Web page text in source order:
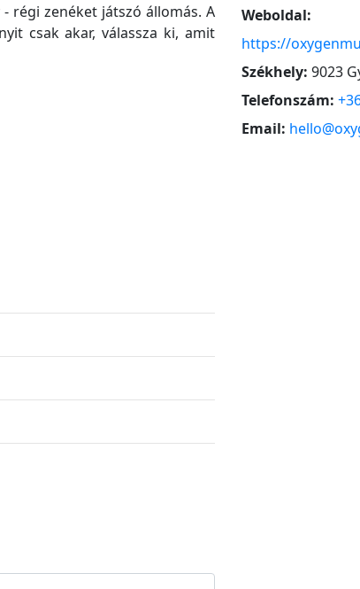
régi zenéket játszó állomás. A
csak akar, válassza ki, amit
Weboldal:
https://
Székhely: 9023
Telefonszám:
Email: